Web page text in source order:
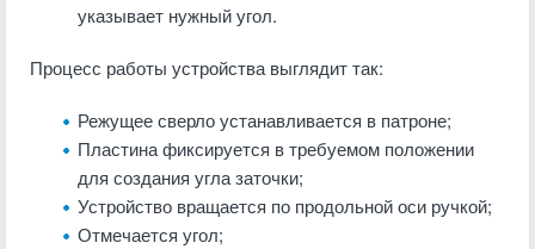
указывает нужный угол.
Процесс работы устройства выглядит так:
Режущее сверло устанавливается в патроне;
Пластина фиксируется в требуемом положении
для создания угла заточки;
Устройство вращается по продольной оси ручкой;
Отмечается угол;